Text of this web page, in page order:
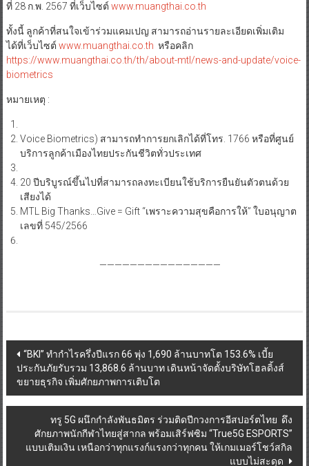
ที่ 28 ก.พ. 2567 ที่เว็บไซต์ www.muangthai.co.th
ทั้งนี้ ลูกค้าที่สนใจเข้าร่วมแคมเปญ สามารถอ่านรายละเอียดเพิ่มเติม
ได้ที่เว็บไซต์ www.muangthai.co.th หรือคลิก
https://www.muangthai.co.th/th/about-mtl/news-and-update/voice-
biometrics
หมายเหตุ :
Voice Biometrics) สามารถทำการยกเลิกได้ที่โทร. 1766 หรือที่ศูนย์
บริการลูกค้าเมืองไทยประกันชีวิตทั่วประเทศ
20 ปีบริบูรณ์ขึ้นไปที่สามารถลงทะเบียนใช้บริการยืนยันตัวตนด้วย
เสียงได้
MTL Big Thanks…Give = Gift “เพราะความสุขคือการให้” ใบอนุญาต
เลขที่ 545/2566
————————————————
Post
navigation
“BKI” ทำกำไรครึ่งปีแรก 66 พุ่ง 1,690 ล้านบาทโต 153.6% เบี้ย
ประกันภัยรับรวม 13,868.6 ล้านบาท เดินหน้าจัดตั้งบริษัทโฮลดิ้งส์
ขยายธุรกิจ เพิ่มศักยภาพการเติบโต
ทรู 5G ผนึกกำลังพันธมิตร ร่วมติดปีกวงการอีสปอร์ตไทย ดึง
ศักยภาพนักกีฬาไทยสู่สากล พร้อมเสิร์ฟซิม “True5G ESPORTS”
แบบเติมเงิน เหนือกว่าทุกแรงก์แรงกว่าทุกคน ให้เกมเมอร์โชว์สกิล
แบบไม่สะดุด